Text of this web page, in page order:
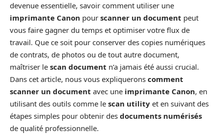
devenue essentielle, savoir comment utiliser une
imprimante Canon pour scanner un document peut
vous faire gagner du temps et optimiser votre flux de
travail. Que ce soit pour conserver des copies numériques
de contrats, de photos ou de tout autre document,
maîtriser le scan document n’a jamais été aussi crucial.
Dans cet article, nous vous expliquerons comment
scanner un document avec une imprimante Canon, en
utilisant des outils comme le scan utility et en suivant des
étapes simples pour obtenir des documents numérisés
de qualité professionnelle.